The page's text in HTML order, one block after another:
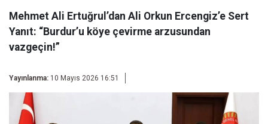
Mehmet Ali Ertuğrul’dan Ali Orkun Ercengiz’e Sert
Yanıt: “Burdur’u köye çevirme arzusundan
vazgeçin!”
Yayınlanma: 10 Mayıs 2026 16:51